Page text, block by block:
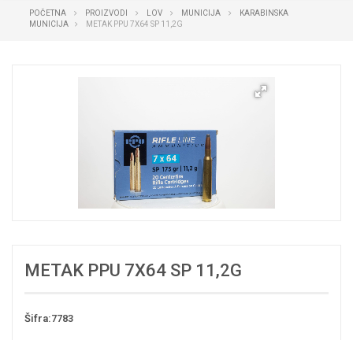
POČETNA PROIZVODI LOV MUNICIJA
KARABINSKA
MUNICIJA
METAK PPU 7X64 SP 11,2G
METAK PPU 7X64 SP 11,2G
Šifra:7783